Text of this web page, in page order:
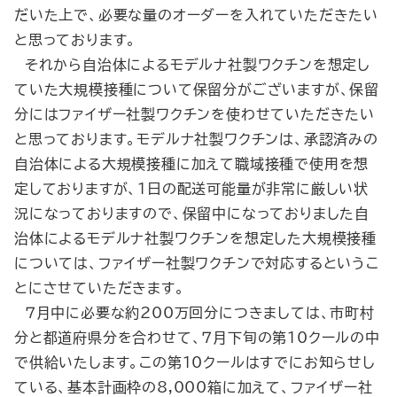
だいた上で、必要な量のオーダーを入れていただきたい
と思っております。
それから自治体によるモデルナ社製ワクチンを想定し
ていた大規模接種について保留分がございますが、保留
分にはファイザー社製ワクチンを使わせていただきたい
と思っております。モデルナ社製ワクチンは、承認済みの
自治体による大規模接種に加えて職域接種で使用を想
定しておりますが、１日の配送可能量が非常に厳しい状
況になっておりますので、保留中になっておりました自
治体によるモデルナ社製ワクチンを想定した大規模接種
については、ファイザー社製ワクチンで対応するというこ
とにさせていただきます。
７月中に必要な約200万回分につきましては、市町村
分と都道府県分を合わせて、７月下旬の第10クールの中
で供給いたします。この第10クールはすでにお知らせし
ている、基本計画枠の8,000箱に加えて、ファイザー社